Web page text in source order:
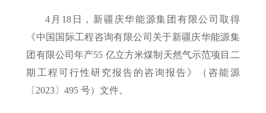
4月18日，新疆庆华能源集团有限公司取得
《中国国际工程咨询有限公司关于新疆庆华能源集
团有限公司年产55 亿立方米煤制天然气示范项目二
期工程可行性研究报告的咨询报告》（咨能源
〔2023〕495 号）文件。